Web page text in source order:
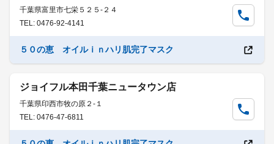
千葉県富里市七栄５２５-２４
TEL: 0476-92-4141
５０の恵 オイルｉｎハリ肌完了マスク
ジョイフル本田千葉ニュータウン店
千葉県印西市牧の原２-１
TEL: 0476-47-6811